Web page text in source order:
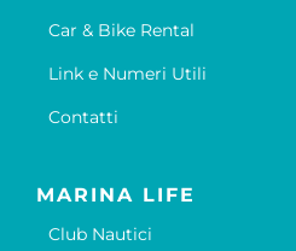
Car & Bike Rental
Link e Numeri Utili
Contatti
MARINA LIFE
Club Nautici